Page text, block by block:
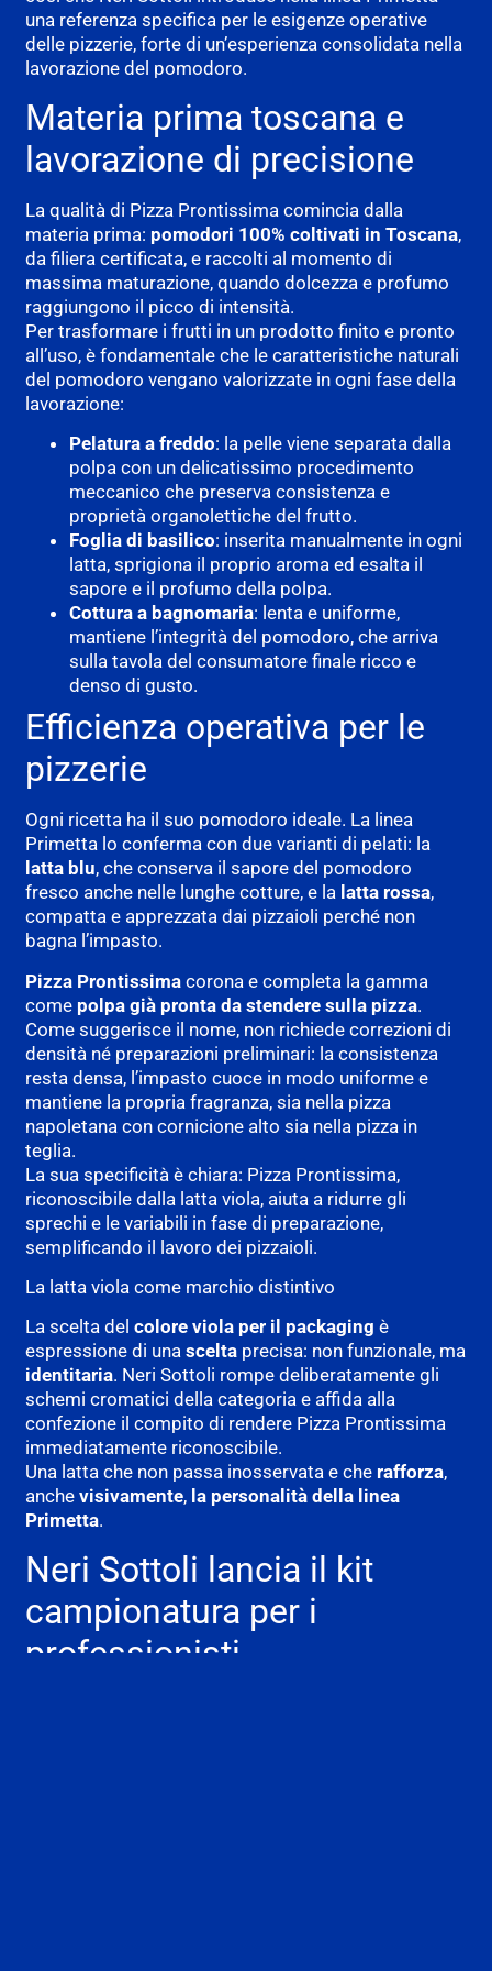
una referenza specifica per le esigenze operative
delle pizzerie, forte di un’esperienza consolidata nella
lavorazione del pomodoro.
Materia prima toscana e
lavorazione di precisione
La qualità di Pizza Prontissima comincia dalla
materia prima: pomodori 100% coltivati in Toscana,
da filiera certificata, e raccolti al momento di
massima maturazione, quando dolcezza e profumo
raggiungono il picco di intensità.
Per trasformare i frutti in un prodotto finito e pronto
all’uso, è fondamentale che le caratteristiche naturali
del pomodoro vengano valorizzate in ogni fase della
lavorazione:
Pelatura a freddo: la pelle viene separata dalla
polpa con un delicatissimo procedimento
meccanico che preserva consistenza e
proprietà organolettiche del frutto.
Foglia di basilico: inserita manualmente in ogni
latta, sprigiona il proprio aroma ed esalta il
sapore e il profumo della polpa.
Cottura a bagnomaria: lenta e uniforme,
mantiene l’integrità del pomodoro, che arriva
sulla tavola del consumatore finale ricco e
denso di gusto.
Efficienza operativa per le
pizzerie
Ogni ricetta ha il suo pomodoro ideale. La linea
Primetta lo conferma con due varianti di pelati: la
latta blu, che conserva il sapore del pomodoro
fresco anche nelle lunghe cotture, e la latta rossa,
compatta e apprezzata dai pizzaioli perché non
bagna l’impasto.
Pizza Prontissima corona e completa la gamma
come polpa già pronta da stendere sulla pizza.
Come suggerisce il nome, non richiede correzioni di
densità né preparazioni preliminari: la consistenza
resta densa, l’impasto cuoce in modo uniforme e
mantiene la propria fragranza, sia nella pizza
napoletana con cornicione alto sia nella pizza in
teglia.
La sua specificità è chiara: Pizza Prontissima,
riconoscibile dalla latta viola, aiuta a ridurre gli
sprechi e le variabili in fase di preparazione,
semplificando il lavoro dei pizzaioli.
La latta viola come marchio distintivo
La scelta delcolore viola per il packaging è
espressione di unascelta precisa: non funzionale, ma
identitaria. Neri Sottoli rompe deliberatamente gli
schemi cromatici della categoria e affida alla
confezione il compito di rendere Pizza Prontissima
immediatamente riconoscibile.
Una latta che non passa inosservata e che rafforza,
anchevisivamente, la personalità della linea
Primetta.
Neri Sottoli lancia il kit
campionatura per i
professionisti